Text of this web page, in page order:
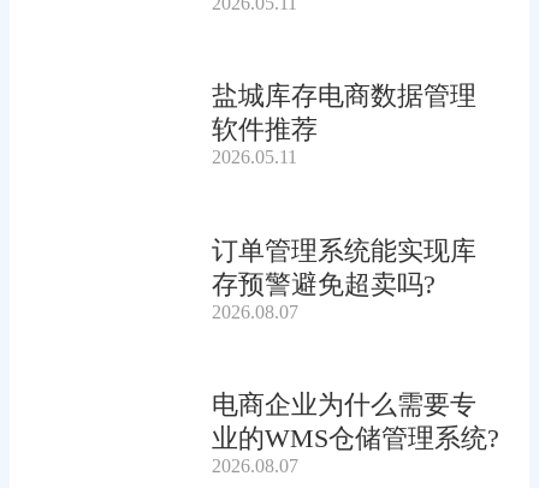
盐城库存电商数据管理
软件推荐
2026.05.11
订单管理系统能实现库
存预警避免超卖吗?
2026.08.07
电商企业为什么需要专
业的WMS仓储管理系统?
2026.08.07